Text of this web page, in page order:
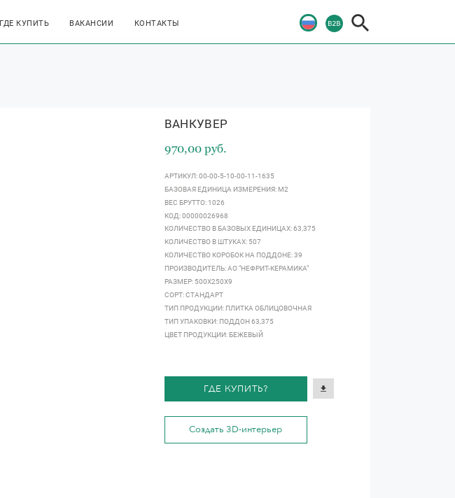
ГДЕ КУПИТЬ ВАКАНСИИ КОНТАКТЫ
ВАНКУВЕР
970,00 руб.
АРТИКУЛ: 00-00-5-10-00-11-1635
БАЗОВАЯ ЕДИНИЦА ИЗМЕРЕНИЯ: М2
ВЕС БРУТТО: 1026
КОД: 00000026968
КОЛИЧЕСТВО В БАЗОВЫХ ЕДИНИЦАХ: 63,375
КОЛИЧЕСТВО В ШТУКАХ: 507
КОЛИЧЕСТВО КОРОБОК НА ПОДДОНЕ: 39
ПРОИЗВОДИТЕЛЬ: АО "НЕФРИТ-КЕРАМИКА"
РАЗМЕР: 500Х250Х9
СОРТ: СТАНДАРТ
ТИП ПРОДУКЦИИ: ПЛИТКА ОБЛИЦОВОЧНАЯ
ТИП УПАКОВКИ: ПОДДОН 63,375
ЦВЕТ ПРОДУКЦИИ: БЕЖЕВЫЙ
ГДЕ КУПИТЬ?
Создать 3D-интерьер